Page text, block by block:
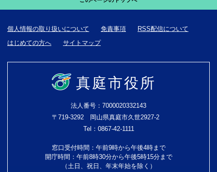
個人情報の取り扱いについて 免責事項
RSS配信について
はじめての方へ
サイトマップ
真庭市役所
法人番号：7000020332143
〒719-3292 岡山県真庭市久世2927-2
Tel：0867-42-1111
窓口受付時間：午前9時から午後4時まで
開庁時間：午前8時30分から午後5時15分まで
（土日、祝日、年末年始を除く）